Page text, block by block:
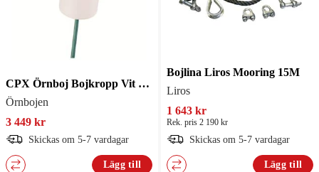
CPX Örnboj Bojkropp Vit 120 Liter
Örnbojen
3 449 kr
Skickas om 5-7 vardagar
Lägg till
Bojlina Liros Mooring 15M
Liros
1 643 kr
Rek. pris 2 190 kr
Skickas om 5-7 vardagar
Lägg till